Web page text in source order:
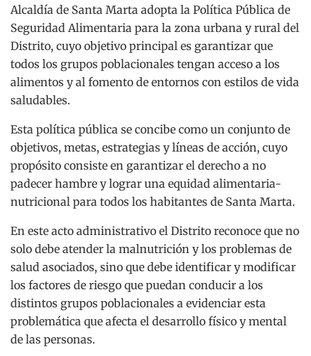
Alcaldía de Santa Marta adopta la Política Pública de
Seguridad Alimentaria para la zona urbana y rural del
Distrito, cuyo objetivo principal es garantizar que
todos los grupos poblacionales tengan acceso a los
alimentos y al fomento de entornos con estilos de vida
saludables.
Esta política pública se concibe como un conjunto de
objetivos, metas, estrategias y líneas de acción, cuyo
propósito consiste en garantizar el derecho a no
padecer hambre y lograr una equidad alimentaria-
nutricional para todos los habitantes de Santa Marta.
En este acto administrativo el Distrito reconoce que no
solo debe atender la malnutrición y los problemas de
salud asociados, sino que debe identificar y modificar
los factores de riesgo que puedan conducir a los
distintos grupos poblacionales a evidenciar esta
problemática que afecta el desarrollo físico y mental
de las personas.